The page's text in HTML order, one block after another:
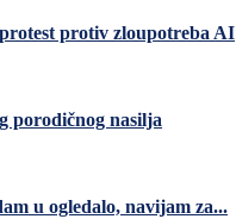
protiv zloupotreba AI
porodičnog nasilja
u ogledalo, navijam za...